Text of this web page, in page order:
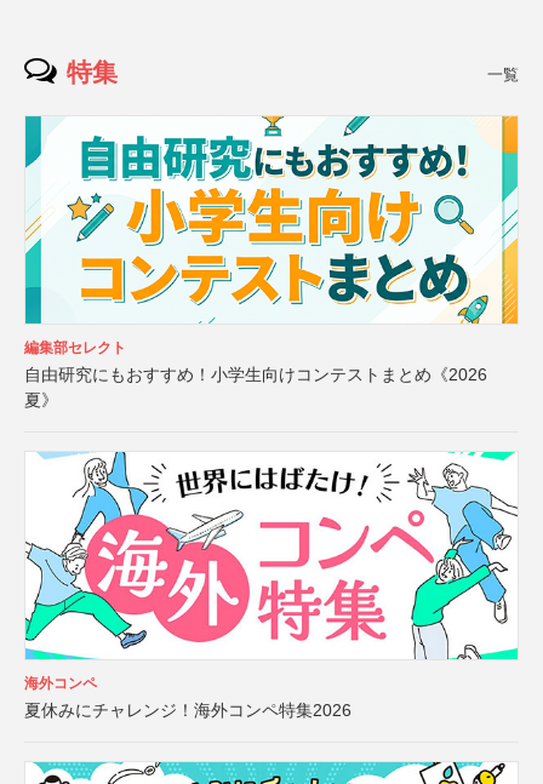
特集 一覧
編集部セレクト
自由研究にもおすすめ！小学生向けコンテストまとめ《2026
夏》
海外コンペ
夏休みにチャレンジ！海外コンペ特集2026